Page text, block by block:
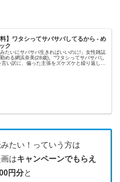
料】ワタシってサバサバしてるから - め
ク
みたいにサバサバ生きればいいのに!」女性雑誌
める網浜奈美(28歳)。“ワタシってサバサバし
言い訳に、偏った主張をズケズケと繰り返し、
たい！っていう方は
はキャンペーンでもらえ
円分と